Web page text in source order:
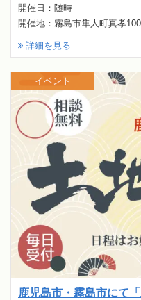
開催日：随時
開催地：霧島市隼人町真孝
詳細を見る
鹿児島市・霧島市にて
イベント